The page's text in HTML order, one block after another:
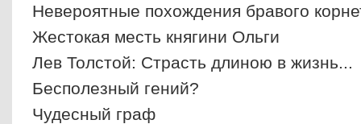
Невероятные похождения бравого
Жестокая месть княгини Ольги
Лев Толстой: Страсть длиною в жизнь...
Бесполезный гений?
Чудесный граф